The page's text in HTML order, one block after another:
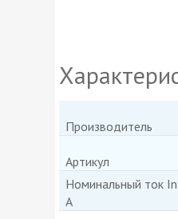
Производитель
Артикул
Номинальный ток In,
А